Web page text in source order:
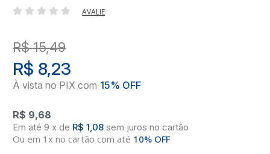
AVALIE
R$ 15,49
R$ 9,68
R$ 8,23
9 x de R$ 1,08 sem juros no cartão
Ou em 1x no cartão com até 10% OFF